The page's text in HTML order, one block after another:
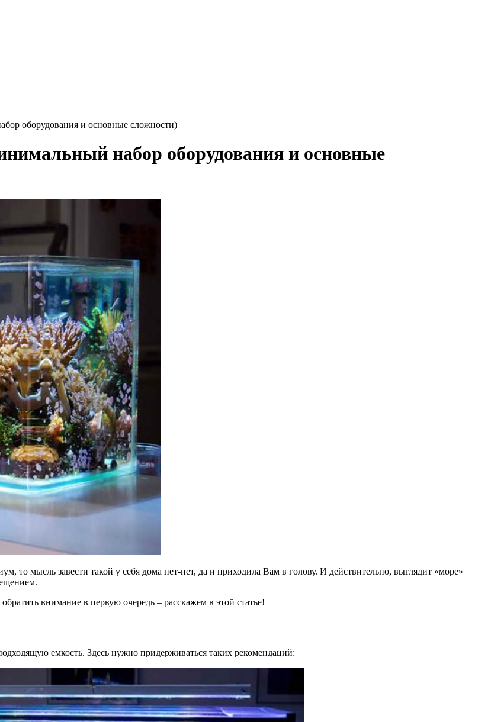
оборудования и основные сложности)
набор оборудования и основные
то мысль завести такой у себя дома нет-нет, да и приходила Вам в голову. И действительно, выглядит «море»
внимание в первую очередь – расскажем в этой статье!
емкость. Здесь нужно придерживаться таких рекомендаций: